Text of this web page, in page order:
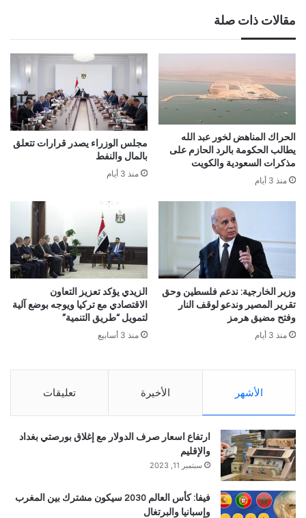
مقالات ذات صلة
الحراك المناهض لخور عبد الله
يطالب الحكومة بالرد الحازم على
مذكرات السعودية والكويت
منذ 3 أيام
مجلس الوزراء يصدر قرارات تتعلق
بالمال والنفط
منذ 3 أيام
وزير الخارجية: ندعم فلسطين وحق
تقرير المصير وندعو لوقف النار
وفتح مضيق هرمز
منذ 3 أيام
الزيدي يؤكد تعزيز التعاون
الاقتصادي مع تركيا ويوجه بوضع آلية
لتمويل “طريق التنمية”
منذ 3 أسابيع
الأشهر الأخيرة تعليقات
ارتفاع اسعار صرف الدولار مع إغلاق بورصتي بغداد
والإقليم
سبتمبر 11, 2023
فيفا: كأس العالم 2030 سيكون مشترك بين المغرب
وإسبانيا والبرتغال